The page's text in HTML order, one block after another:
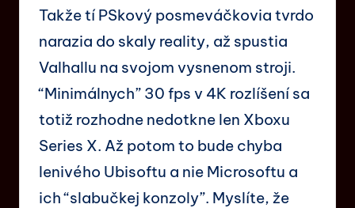
Takže tí PSkový posmeváčkovia tvrdo
narazia do skaly reality, až spustia
Valhallu na svojom vysnenom stroji.
“Minimálnych” 30 fps v 4K rozlíšení sa
totiž rozhodne nedotkne len Xboxu
Series X. Až potom to bude chyba
lenivého Ubisoftu a nie Microsoftu a
ich “slabučkej konzoly”. Myslíte, že